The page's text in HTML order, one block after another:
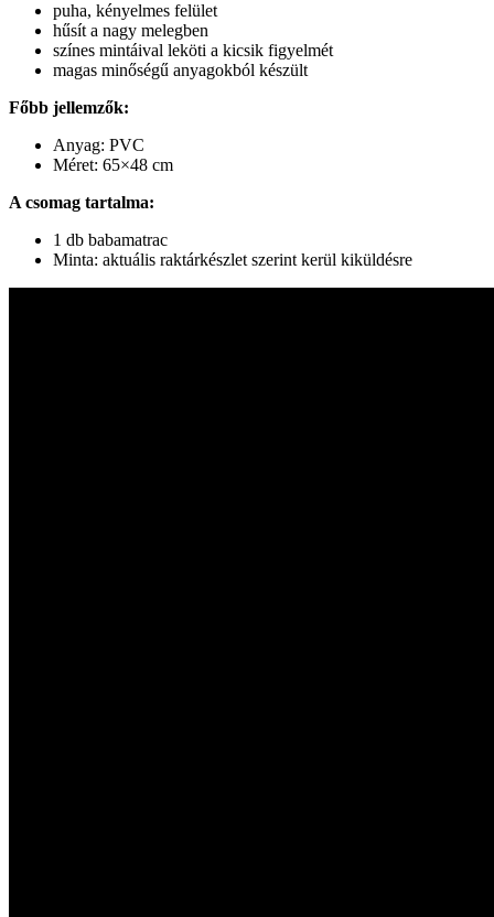
puha, kényelmes felület
hűsít a nagy melegben
színes mintáival leköti a kicsik figyelmét
magas minőségű anyagokból készült
Főbb jellemzők:
Anyag: PVC
Méret: 65×48 cm
A csomag tartalma:
1 db babamatrac
Minta: aktuális raktárkészlet szerint kerül kiküldésre